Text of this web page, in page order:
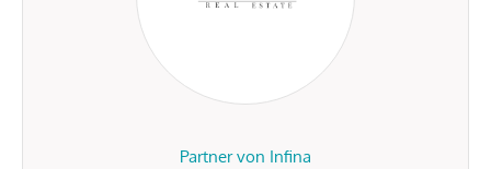
Partner von Infina